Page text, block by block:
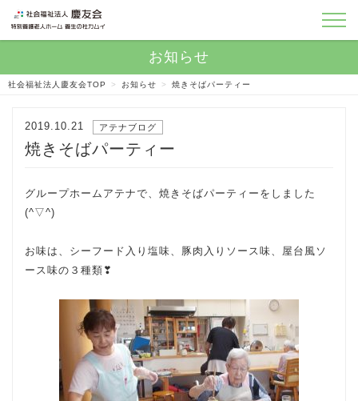
社会福祉法人慶友会TOP > お知らせ > 焼きそばパーティー
2019.10.21 アテナブログ
焼きそばパーティー
グループホームアテナで、焼きそばパーティーをしました
(^▽^)
お味は、シーフード入り塩味、豚肉入りソース味、屋台風ソ
ース味の３種類❣